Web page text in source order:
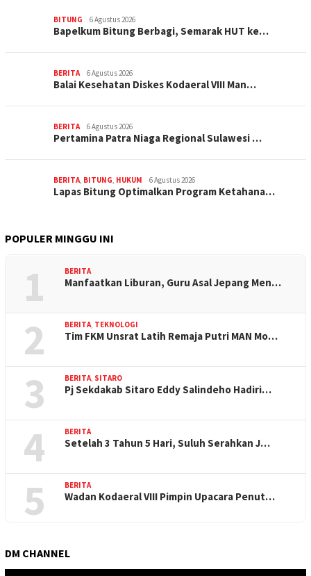
BITUNG 6 Agustus 2026
‎Bapelkum Bitung Berbagi, Semarak HUT ke…
BERITA 6 Agustus 2026
Balai Kesehatan Diskes Kodaeral VIII Man…
BERITA 6 Agustus 2026
Pertamina Patra Niaga Regional Sulawesi …
BERITA, BITUNG, HUKUM 6 Agustus 2026
Lapas Bitung Optimalkan Program Ketahana…
POPULER MINGGU INI
1 BERITA
Manfaatkan Liburan, Guru Asal Jepang Men…
2 BERITA, TEKNOLOGI
Tim FKM Unsrat Latih Remaja Putri MAN Mo…
3 BERITA, SITARO
Pj Sekdakab Sitaro Eddy Salindeho Hadiri…
4 BERITA
Setelah 3 Tahun 5 Hari, Suluh Serahkan J…
5 BERITA
Wadan Kodaeral VIII Pimpin Upacara Penut…
DM CHANNEL